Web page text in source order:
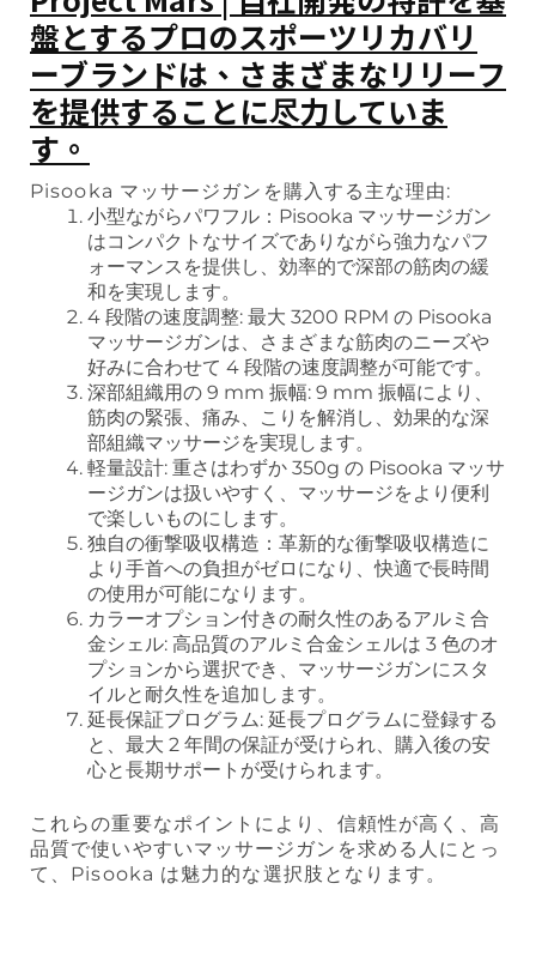
盤とするプロのスポーツリカバリ
ーブランドは、さまざまなリリーフ
を提供することに尽力していま
す。
Pisooka マッサージガンを購入する主な理由:
小型ながらパワフル：Pisooka マッサージガン
はコンパクトなサイズでありながら強力なパフ
ォーマンスを提供し、効率的で深部の筋肉の緩
和を実現します。
4 段階の速度調整: 最大 3200 RPM の Pisooka
マッサージガンは、さまざまな筋肉のニーズや
好みに合わせて 4 段階の速度調整が可能です。
深部組織用の 9 mm 振幅: 9 mm 振幅により、
筋肉の緊張、痛み、こりを解消し、効果的な深
部組織マッサージを実現します。
軽量設計: 重さはわずか 350g の Pisooka マッサ
ージガンは扱いやすく、マッサージをより便利
で楽しいものにします。
独自の衝撃吸収構造：革新的な衝撃吸収構造に
より手首への負担がゼロになり、快適で長時間
の使用が可能になります。
カラーオプション付きの耐久性のあるアルミ合
金シェル: 高品質のアルミ合金シェルは 3 色のオ
プションから選択でき、マッサージガンにスタ
イルと耐久性を追加します。
延長保証プログラム: 延長プログラムに登録する
と、最大 2 年間の保証が受けられ、購入後の安
心と長期サポートが受けられます。
これらの重要なポイントにより、信頼性が高く、高
品質で使いやすいマッサージガンを求める人にとっ
て、Pisooka は魅力的な選択肢となります。